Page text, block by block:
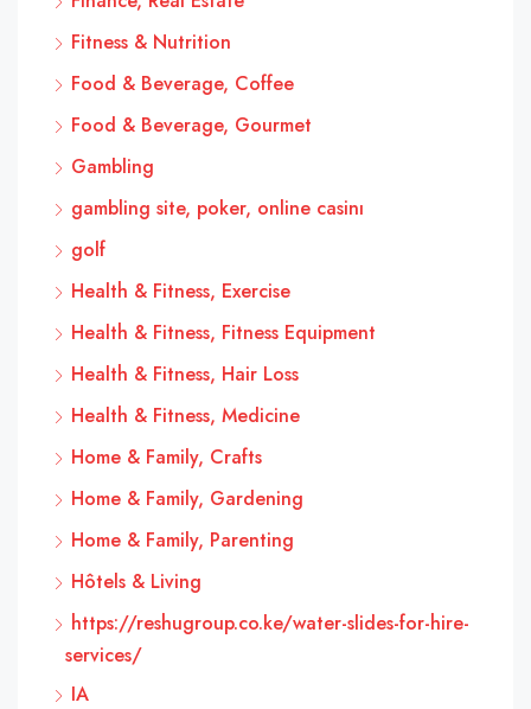
Fitness & Nutrition
Food & Beverage, Coffee
Food & Beverage, Gourmet
Gambling
gambling site, poker, online casinı
golf
Health & Fitness, Exercise
Health & Fitness, Fitness Equipment
Health & Fitness, Hair Loss
Health & Fitness, Medicine
Home & Family, Crafts
Home & Family, Gardening
Home & Family, Parenting
Hôtels & Living
https://reshugroup.co.ke/water-slides-for-hire-
services/
IA